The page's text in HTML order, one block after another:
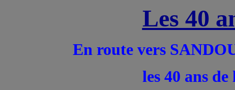
Les 40
En route vers
les 40 ans